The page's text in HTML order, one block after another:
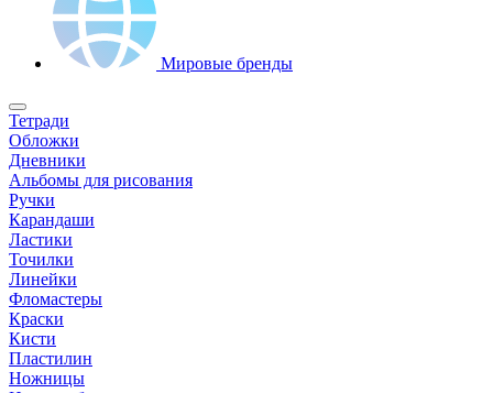
Мировые бренды
Тетради
Обложки
Дневники
Альбомы для рисования
Ручки
Карандаши
Ластики
Точилки
Линейки
Фломастеры
Краски
Кисти
Пластилин
Ножницы